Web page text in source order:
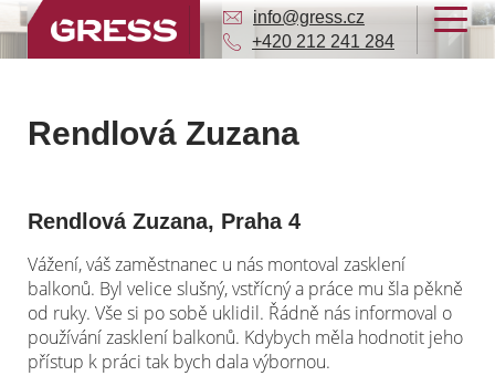
info@gress.cz
+420 212 241 284
Rendlová Zuzana
Rendlová Zuzana, Praha 4
Vážení, váš zaměstnanec u nás montoval zasklení
balkonů. Byl velice slušný, vstřícný a práce mu šla pěkně
od ruky. Vše si po sobě uklidil. Řádně nás informoval o
používání zasklení balkonů. Kdybych měla hodnotit jeho
přístup k práci tak bych dala výbornou.